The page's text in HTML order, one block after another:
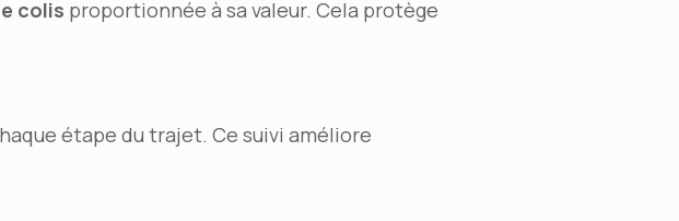
colis proportionnée à sa valeur. Cela protège
étape du trajet. Ce suivi améliore